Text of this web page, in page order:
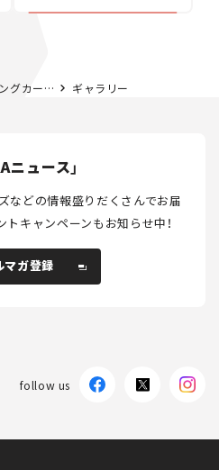
にパシフィコ横浜にて開催！ ギャラリー
ュース」
などの情報盛りだくさんでお届
キャンペーンもお知らせ中！
マガ登録
follow us